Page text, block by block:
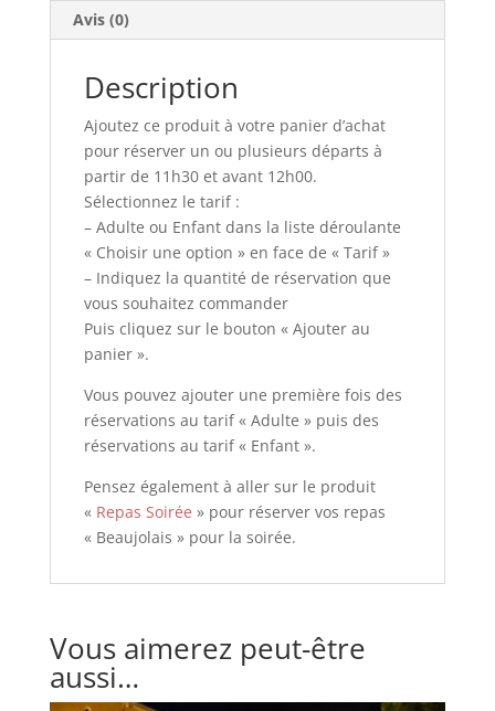
Avis (0)
Description
Ajoutez ce produit à votre panier d’achat
pour réserver un ou plusieurs départs à
partir de 11h30 et avant 12h00.
Sélectionnez le tarif :
– Adulte ou Enfant dans la liste déroulante
« Choisir une option » en face de « Tarif »
– Indiquez la quantité de réservation que
vous souhaitez commander
Puis cliquez sur le bouton « Ajouter au
panier ».
Vous pouvez ajouter une première fois des
réservations au tarif « Adulte » puis des
réservations au tarif « Enfant ».
Pensez également à aller sur le produit
« Repas Soirée » pour réserver vos repas
« Beaujolais » pour la soirée.
Vous aimerez peut-être
aussi…